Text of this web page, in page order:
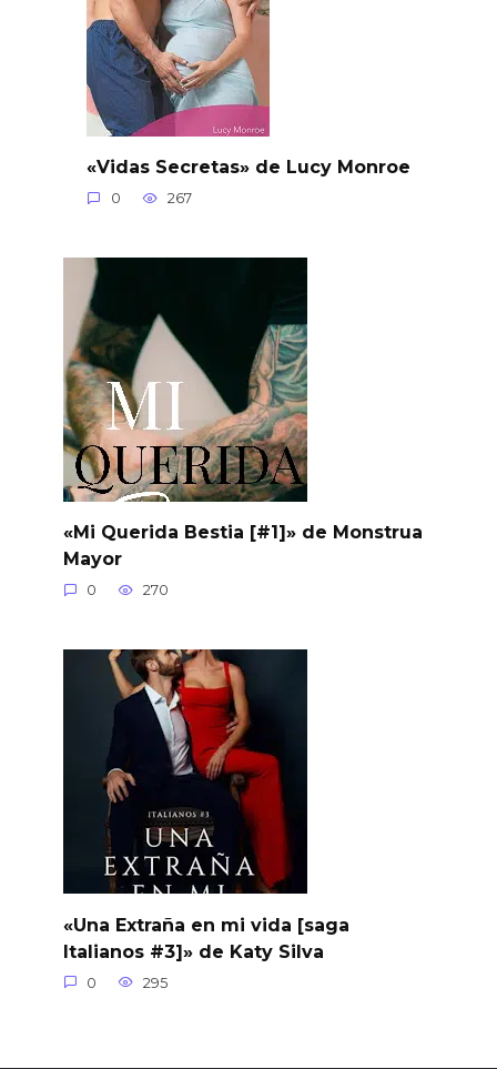
«Vidas Secretas» de Lucy Monroe
0 267
«Mi Querida Bestia [#1]» de Monstrua
Mayor
0 270
«Una Extraña en mi vida [saga
Italianos #3]» de Katy Silva
0 295